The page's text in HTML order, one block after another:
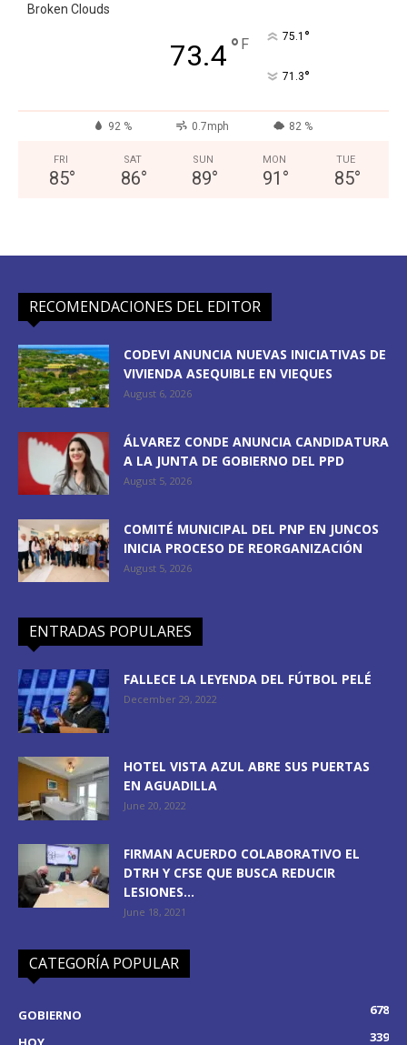
Broken Clouds
73.4° F 75.1 °
71.3°
92 % 0.7mph 82 %
FRI
85°
SAT
86°
SUN
89°
MON
91 °
TUE
85°
RECOMENDACIONES DEL EDITOR
CODEVI ANUNCIA NUEVAS INICIATIVAS DE
VIVIENDA ASEQUIBLE EN VIEQUES
August 6, 2026
ÁLVAREZ CONDE ANUNCIA CANDIDATURA
A LA JUNTA DE GOBIERNO DEL PPD
August 5, 2026
COMITÉ MUNICIPAL DEL PNP EN JUNCOS
INICIA PROCESO DE REORGANIZACIÓN
August 5, 2026
ENTRADAS POPULARES
FALLECE LA LEYENDA DEL FÚTBOL PELÉ
December 29, 2022
HOTEL VISTA AZUL ABRE SUS PUERTAS
EN AGUADILLA
June 20, 2022
FIRMAN ACUERDO COLABORATIVO EL
DTRH Y CFSE QUE BUSCA REDUCIR
LESIONES...
June 18, 2021
CATEGORÍA POPULAR
GOBIERNO
678
339